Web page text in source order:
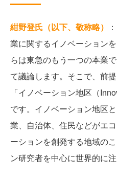
紺野登氏（以下、敬称略）
業に関するイノベーション
らは東急のもう一つの本業
て議論します。そこで、前
「イノベーション地区（
です。イノベーション地区
業、自治体、住民などがエ
ーションを創発する地域の
ン研究者を中心に世界的に